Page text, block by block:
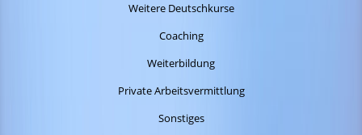
Weitere Deutschkurse
Coaching
Weiterbildung
Private Arbeitsvermittlung
Sonstiges